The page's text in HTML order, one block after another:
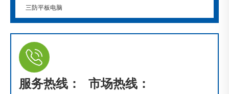
三防平板电脑
服务热线：
市场热线：